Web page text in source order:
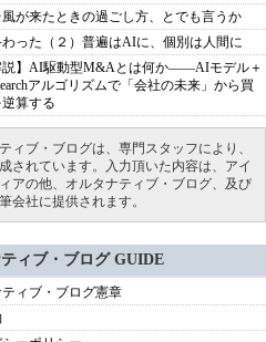
が来たときの過ごし方、とでも言うか
った（２）普遍はAIに、個別は人間に
説】AI駆動型M&Aとは何か――AIモデル＋
アルゴリズムで「会社の未来」から買
算する
ィブ・ブログは、専門スタッフにより、
されています。入力頂いた内容は、アイ
アの他、オルタナティブ・ブログ、及び
会社に提供されます。
ィブ・ブログ GUIDE
ィブ・ブログ憲章